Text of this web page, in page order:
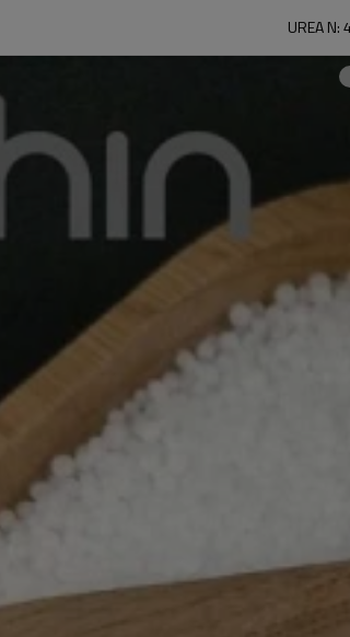
UREA N: